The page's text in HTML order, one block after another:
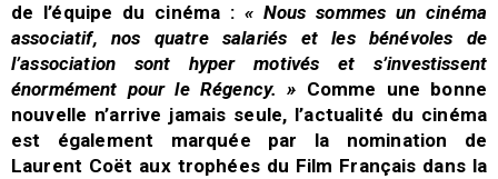
de l’équipe du cinéma : « Nous sommes un cinéma
associatif, nos quatre salariés et les bénévoles de
l’association sont hyper motivés et s’investissent
énormément pour le Régency. » Comme une bonne
nouvelle n’arrive jamais seule, l’actualité du cinéma
est également marquée par la nomination de
Laurent Coët aux trophées du Film Français dans la